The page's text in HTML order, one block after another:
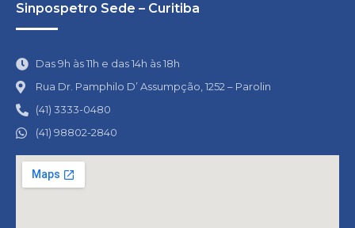
Sinpospetro Sede – Curitiba
Das 9h às 11h e das 14h às 18h
Rua Dr. Pamphilo D’ Assumpção, 1252 – Parolin
(41) 3333-0480
(41) 98802-2840